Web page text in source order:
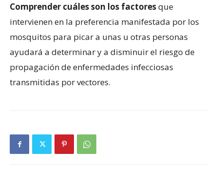
Comprender cuáles son los factoresque
intervienen en la preferencia manifestada por los
mosquitos para picar a unas u otras personas
ayudará a determinar y a disminuir el riesgo de
propagación de enfermedades infecciosas
transmitidas por vectores.